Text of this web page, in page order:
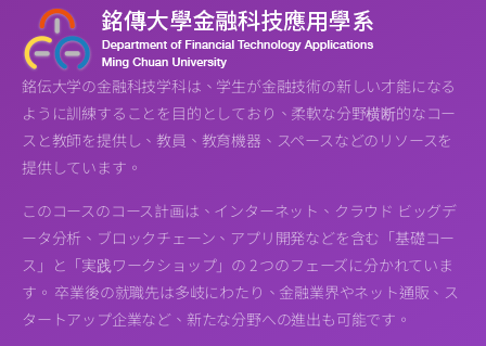
銘伝大学の金融科技学科は、学生が金融技術の新しい才能になる
ように訓練することを目的としており、柔軟な分野横断的なコー
スと教師を提供し、教員、教育機器、スペースなどのリソースを
提供しています。
このコースのコース計画は、インターネット、クラウド ビッグデ
ータ分析、ブロックチェーン、アプリ開発などを含む「基礎コー
ス」と「実践ワークショップ」の 2 つのフェーズに分かれていま
す。 卒業後の就職先は多岐にわたり、金融業界やネット通販、ス
タートアップ企業など、新たな分野への進出も可能です。